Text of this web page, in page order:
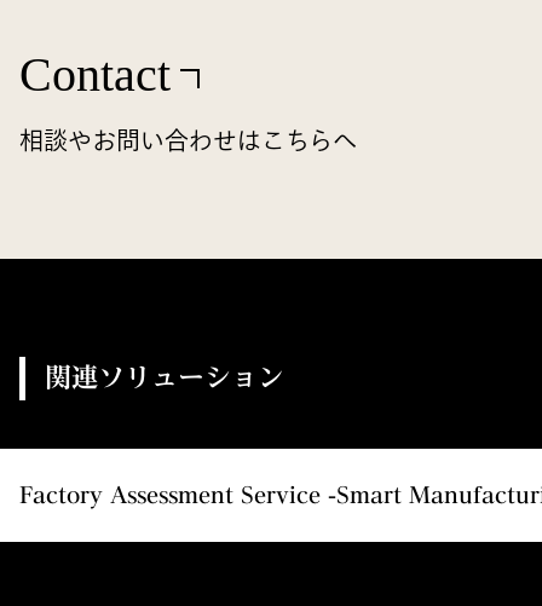
Contact
相談やお問い合わせはこちらへ
関連ソリューション
Factory Assessment Service -Smart